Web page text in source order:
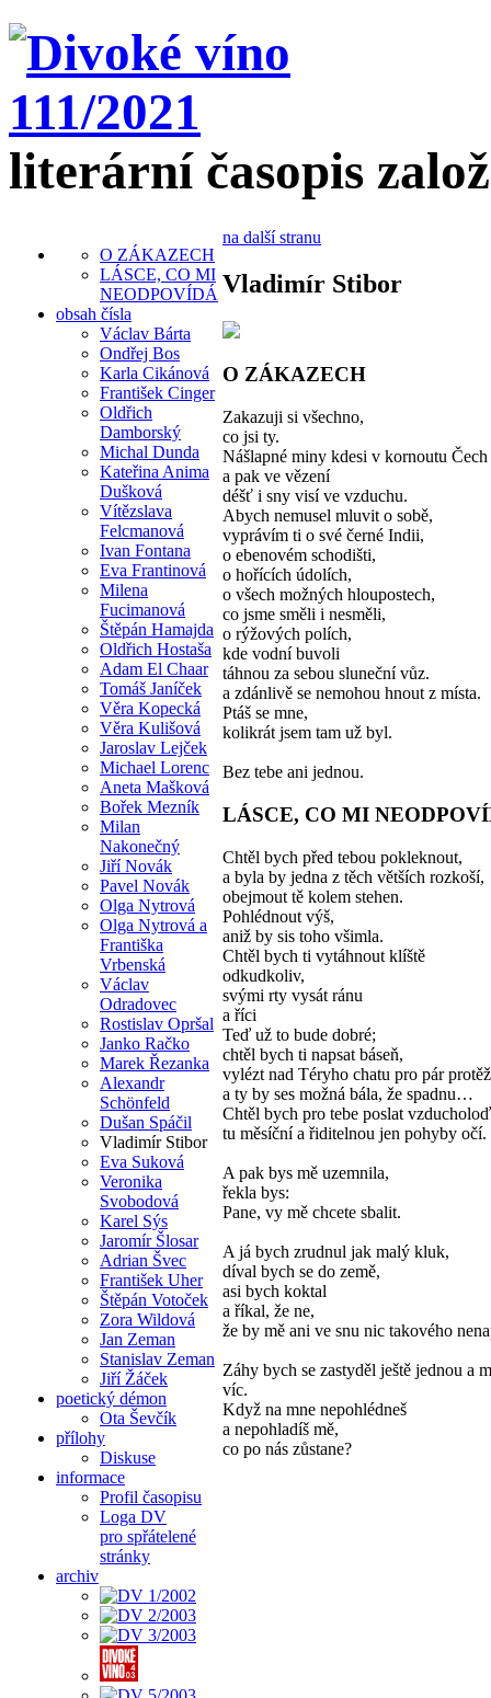
literární časopis
O ZÁKAZECH
LÁSCE, CO MI
NEODPOVÍDÁ
obsah čísla
Václav Bárta
Ondřej Bos
Karla Cikánová
František Cinger
Oldřich
Damborský
Michal Dunda
Kateřina Anima
Dušková
Vítězslava
Felcmanová
Ivan Fontana
Eva Frantinová
Milena
Fucimanová
Štěpán Hamajda
Oldřich Hostaša
Adam El Chaar
Tomáš Janíček
Věra Kopecká
Věra Kulišová
Jaroslav Lejček
Michael Lorenc
Aneta Mašková
Bořek Mezník
Milan
Nakonečný
Jiří Novák
Pavel Novák
Olga Nytrová
Olga Nytrová a
Františka
Vrbenská
Václav
Odradovec
Rostislav Opršal
Janko Račko
Marek Řezanka
Alexandr
Schönfeld
Dušan Spáčil
Vladimír Stibor
Eva Suková
Veronika
Svobodová
Karel Sýs
Jaromír Šlosar
Adrian Švec
František Uher
Štěpán Votoček
Zora Wildová
Jan Zeman
Stanislav Zeman
Jiří Žáček
poetický démon
Ota Ševčík
přílohy
Diskuse
informace
Profil časopisu
Loga DV
pro spřátelené
stránky
archiv
na další stranu
Vladimír Stibor
O ZÁKAZECH
Zakazuji si všechno,
co jsi ty.
Nášlapné miny kdesi v kornoutu Čech
a pak ve vězení
déšť i sny visí ve vzduchu.
Abych nemusel mluvit o sobě,
vyprávím ti o své černé Indii,
o ebenovém schodišti,
o hořících údolích,
o všech možných hloupostech,
co jsme směli i nesměli,
o rýžových polích,
kde vodní buvoli
táhnou za sebou sluneční vůz.
a zdánlivě se nemohou hnout z místa.
Ptáš se mne,
kolikrát jsem tam už byl.
Bez tebe ani jednou.
LÁSCE, CO MI
Chtěl bych před tebou pokleknout,
a byla by jedna z těch větších rozkoší,
obejmout tě kolem stehen.
Pohlédnout výš,
aniž by sis toho všimla.
Chtěl bych ti vytáhnout klíště
odkudkoliv,
svými rty vysát ránu
a říci
Teď už to bude dobré;
chtěl bych ti napsat báseň,
vylézt nad Téryho chatu pro pár
a ty by ses možná bála, že spadnu…
Chtěl bych pro tebe poslat
tu měsíční a řiditelnou jen pohyby očí.
A pak bys mě uzemnila,
řekla bys:
Pane, vy mě chcete sbalit.
A já bych zrudnul jak malý kluk,
díval bych se do země,
asi bych koktal
a říkal, že ne,
že by mě ani ve snu nic takového
Záhy bych se zastyděl ještě jednou a
víc.
Když na mne nepohlédneš
a nepohladíš mě,
co po nás zůstane?